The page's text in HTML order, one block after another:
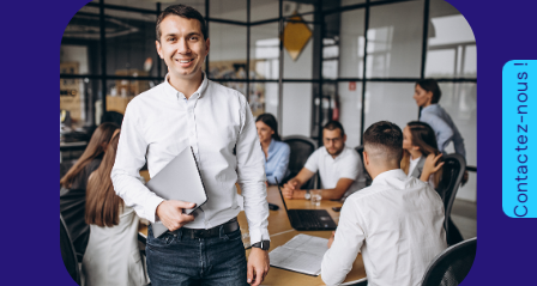
Contactez-nous !